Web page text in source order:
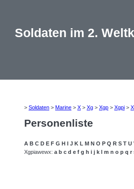
Soldaten im 2.
> Soldaten > Marine > X > Xg > Xgp > Xgpi >
Personenliste
A B C D E F G H I J K L M N O P Q R S T U
Xgpiawewx: a b c d e f g h i j k l m n o p q r